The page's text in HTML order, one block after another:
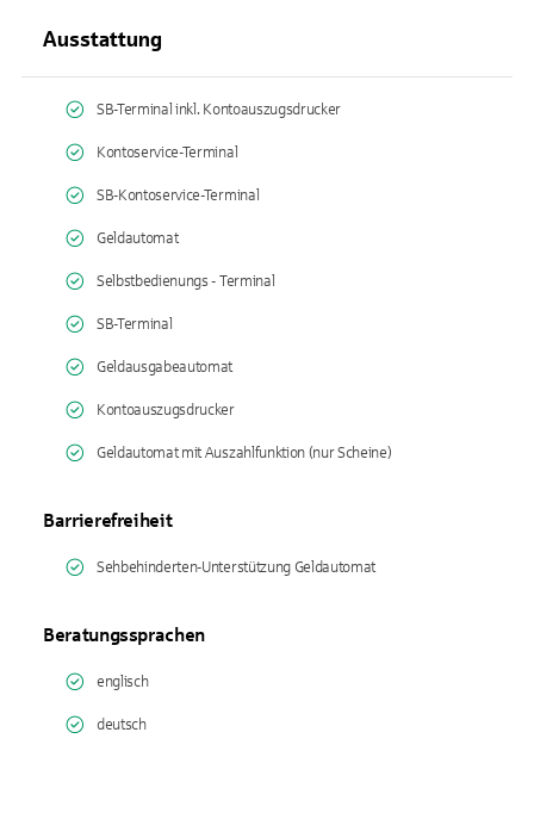
Ausstattung
SB-Terminal inkl. Kontoauszugsdrucker
Kontoservice-Terminal
SB-Kontoservice-Terminal
Geldautomat
Selbstbedienungs - Terminal
SB-Terminal
Geldausgabeautomat
Kontoauszugsdrucker
Geldautomat mit Auszahlfunktion (nur Scheine)
Barrierefreiheit
Sehbehinderten-Unterstützung Geldautomat
Beratungssprachen
englisch
deutsch